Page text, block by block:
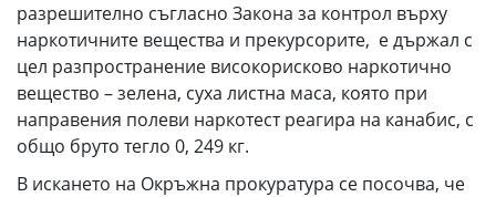
разрешително съгласно Закона за контрол върху
наркотичните вещества и прекурсорите, е държал с
цел разпространение високорисково наркотично
вещество – зелена, суха листна маса, която при
направения полеви наркотест реагира на канабис, с
общо бруто тегло 0, 249 кг.
В искането на Окръжна прокуратура се посочва, че